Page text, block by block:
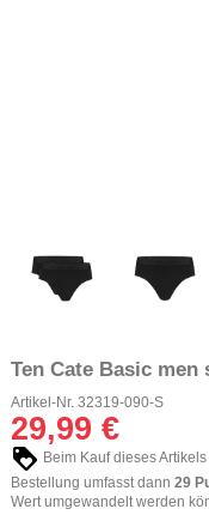
Ten Cate Basic
Artikel-Nr. 32319-090-S
29,99 €
Beim Kauf dieses
Bestellung umfasst dann 29
Wert umgewandelt werden